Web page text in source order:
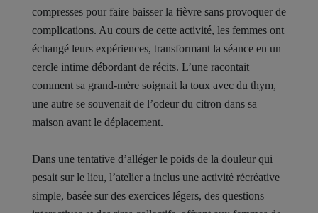
compresses pour faire baisser la fièvre sans provoquer de
complications. Au cours de cette activité, les femmes ont
échangé leurs expériences, transformant la séance en un
cercle intime débordant de récits. L’une racontait
comment sa grand-mère soignait la toux avec du thym,
une autre se souvenait de l’odeur du citron dans sa
maison avant le déplacement.
Dans une tentative d’alléger le poids de la douleur qui
pesait sur le lieu, l’atelier a inclus une activité récréative
simple, basée sur des exercices légers, des questions